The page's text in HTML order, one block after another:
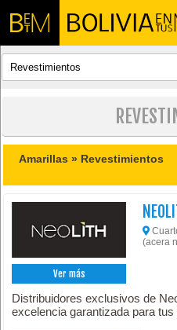
Amarillas » Revestimientos
Ver más
(acera
Distribuidores exclusivos de
excelencia garantizada para